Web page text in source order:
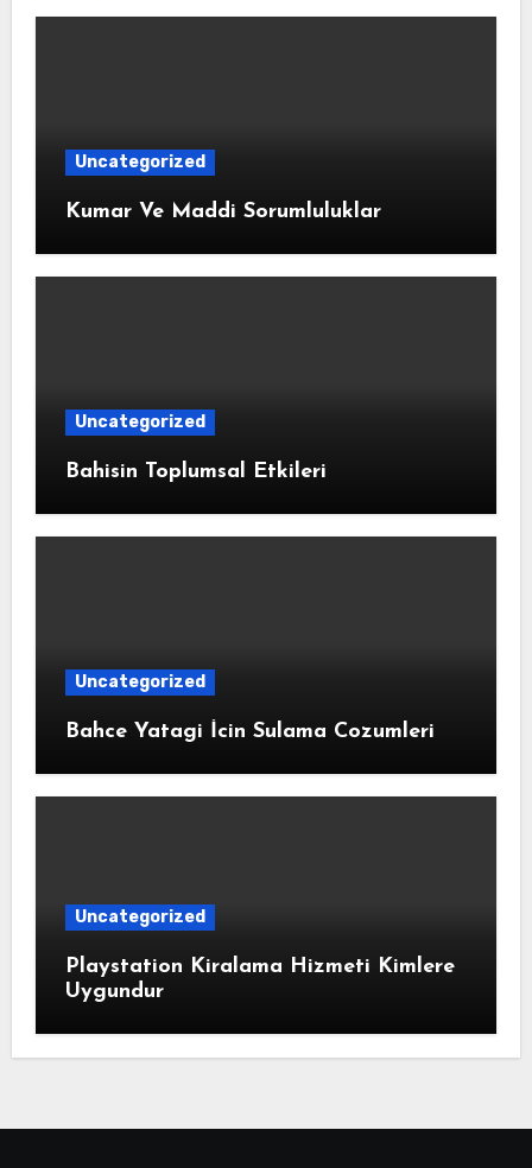
Uncategorized
Kumar Ve Maddi Sorumluluklar
Uncategorized
Bahisin Toplumsal Etkileri
Uncategorized
Bahce Yatagi İcin Sulama Cozumleri
Uncategorized
Playstation Kiralama Hizmeti Kimlere
Uygundur